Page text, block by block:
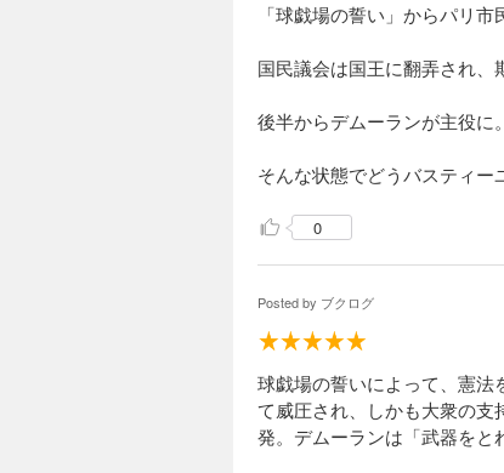
徳の政治
【第68回毎日
は徳が必要で
失敗。行く手
に理想を追い
「球戯場の誓い」からパリ市
国民議会は国王に翻弄され、
後半からデムーランが主役に
そんな状態でどうバスティー
0
Posted by ブクログ
球戯場の誓いによって、憲法
て威圧され、しかも大衆の支
発。デムーランは「武器をと